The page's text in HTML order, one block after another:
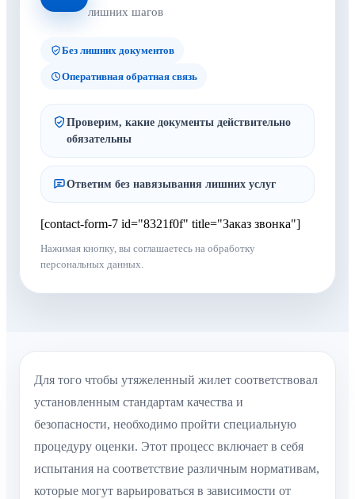
лишних шагов
Без лишних документов
Оперативная обратная связь
Проверим, какие документы действительно
обязательны
Ответим без навязывания лишних услуг
[contact-form-7 id="8321f0f" title="Заказ звонка"]
Нажимая кнопку, вы соглашаетесь на обработку
персональных данных.
Для того чтобы утяжеленный жилет соответствовал
установленным стандартам качества и
безопасности, необходимо пройти специальную
процедуру оценки. Этот процесс включает в себя
испытания на соответствие различным нормативам,
которые могут варьироваться в зависимости от